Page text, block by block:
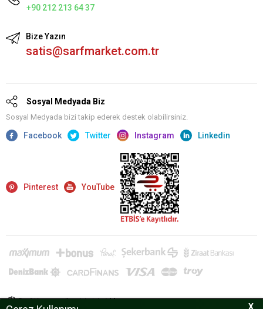
X
+90 212 213 64 37
Bize Yazın
satis@sarfmarket.com.tr
Sosyal Medyada Biz
Sosyal Medyada bizi takip ederek destek olabilirsiniz.
Facebook Twitter Instagram Linkedin
Pinterest YouTube
Sarf Kurumsal'a giriş içintıklayın.